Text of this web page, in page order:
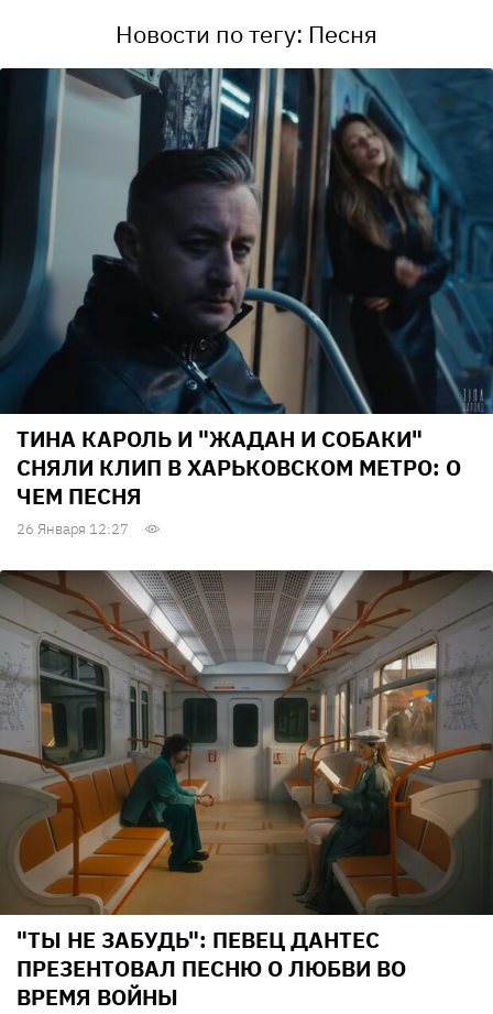
Новости по тегу: Песня
ТИНА КАРОЛЬ И "ЖАДАН И СОБАКИ"
СНЯЛИ КЛИП В ХАРЬКОВСКОМ МЕТРО: О
ЧЕМ ПЕСНЯ
26 Января 12:27
"ТЫ НЕ ЗАБУДЬ": ПЕВЕЦ ДАНТЕС
ПРЕЗЕНТОВАЛ ПЕСНЮ О ЛЮБВИ ВО
ВРЕМЯ ВОЙНЫ